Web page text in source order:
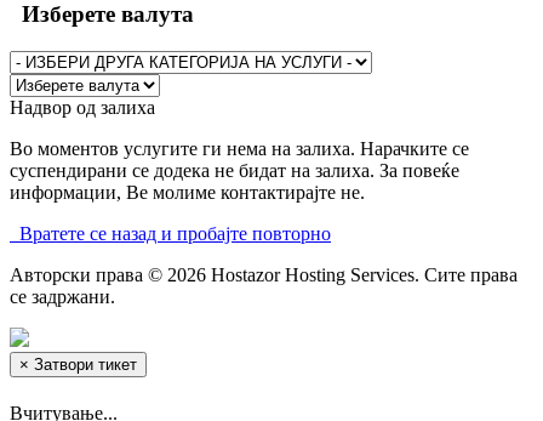
Изберете валута
Надвор од залиха
Во моментов услугите ги нема на залиха. Нарачките се
суспендирани се додека не бидат на залиха. За повеќе
информации, Ве молиме контактирајте не.
Вратете се назад и пробајте повторно
Авторски права © 2026 Hostazor Hosting Services. Сите права
се задржани.
× Затвори тикет
Вчитување...